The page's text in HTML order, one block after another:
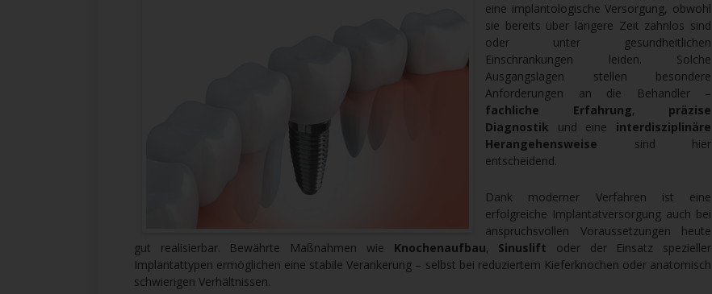
eine implantologische Versorgung, obwohl
sie bereits über längere Zeit zahnlos sind
oder unter gesundheitlichen
Einschränkungen leiden. Solche
Ausgangslagen stellen besondere
Anforderungen an die Behandler –
fachliche Erfahrung, präzise
Diagnostik und eine interdisziplinäre
Herangehensweise sind hier
entscheidend.
Dank moderner Verfahren ist eine
erfolgreiche Implantatversorgung auch bei
anspruchsvollen Voraussetzungen heute
gut realisierbar. Bewährte Maßnahmen wie Knochenaufbau, Sinuslift oder der Einsatz spezieller
Implantattypen ermöglichen eine stabile Verankerung – selbst bei reduziertem Kieferknochen oder anatomisch
schwierigen Verhältnissen.